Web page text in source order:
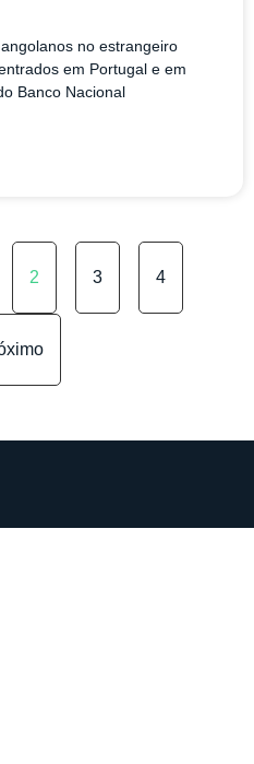
no estrangeiro
em Portugal e em
Banco Nacional
2 3 4